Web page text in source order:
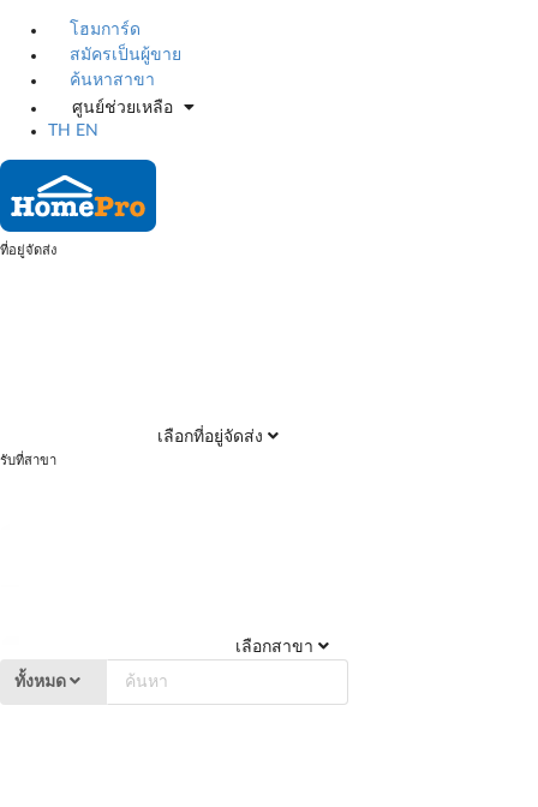
โฮมการ์ด
สมัครเป็นผู้ขาย
ค้นหาสาขา
ศูนย์ช่วยเหลือ
TH
EN
ที่อยู่จัดส่ง
เลือกที่อยู่จัดส่ง
รับที่สาขา
เลือกสาขา
ทั้งหมด